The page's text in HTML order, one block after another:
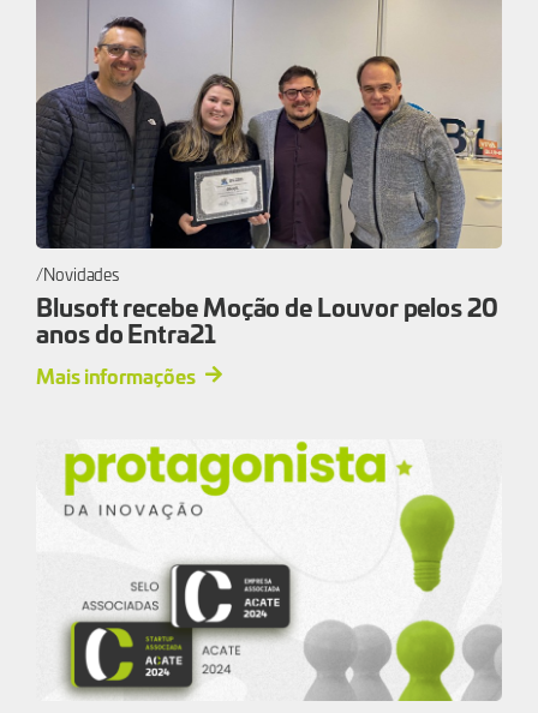
Novidades
Blusoft recebe Moção de Louvor pelos 20
anos do Entra21
Mais informações